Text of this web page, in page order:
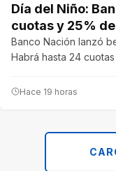
Día del Niño:
cuotas y 25%
Banco Nación lanzó
Habrá hasta 24
Hace 19 horas